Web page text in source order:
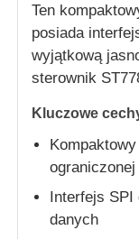
Do domu
Produkty
Ten
posiada
wyjątkową
sterownik
Kluczowe
Interfejs SPI
danych